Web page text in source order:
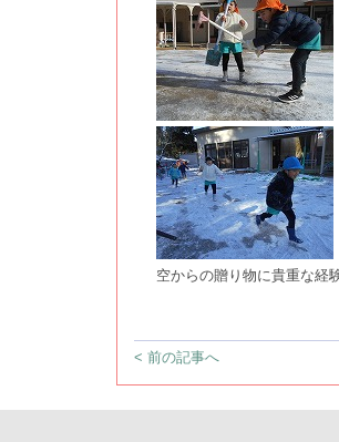
空からの贈り物に貴重な経
< 前の記事へ